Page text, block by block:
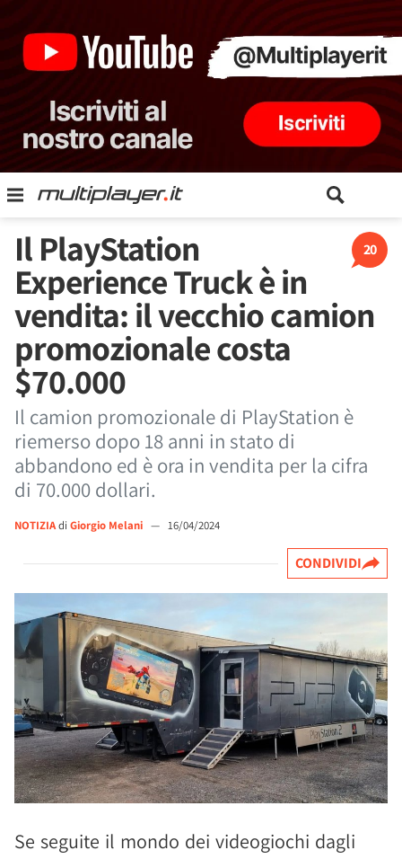
20
Il PlayStation
Experience Truck è in
vendita: il vecchio camion
promozionale costa
$70.000
Il camion promozionale di PlayStation è
riemerso dopo 18 anni in stato di
abbandono ed è ora in vendita per la cifra
di 70.000 dollari.
NOTIZIAdi Giorgio Melani — 16/04/2024
CONDIVIDI
Se seguite il mondo dei videogiochi dagli